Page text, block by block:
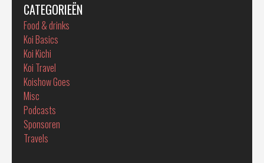
CATEGORIEËN
Food & drinks
Koi Basics
Koi Kichi
Koi Travel
Koishow Goes
Misc
Podcasts
Sponsoren
Travels